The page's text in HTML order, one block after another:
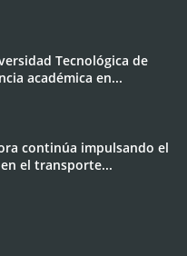
Tecnológica de
académica en...
continúa impulsando el
el transporte...